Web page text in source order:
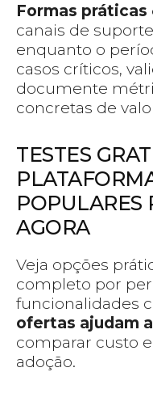
Formas práticas
canais de
enquanto o
casos críticos,
documente
concretas de
TESTES
POPULARES
AGORA
Veja opções
completo por
funcionalidades
ofertas ajudam
comparar custo
adoção.